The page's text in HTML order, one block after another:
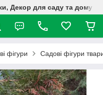
Декор для саду та дому
фігури Садові фігури